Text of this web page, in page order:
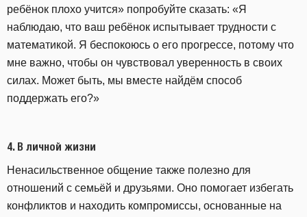
ребёнок плохо учится» попробуйте сказать: «Я
наблюдаю, что ваш ребёнок испытывает трудности с
математикой. Я беспокоюсь о его прогрессе, потому что
мне важно, чтобы он чувствовал уверенность в своих
силах. Может быть, мы вместе найдём способ
поддержать его?»
4. В личной жизни
Ненасильственное общение также полезно для
отношений с семьёй и друзьями. Оно помогает избегать
конфликтов и находить компромиссы, основанные на